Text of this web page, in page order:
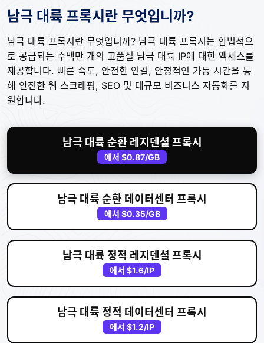
남극 대륙 프록시란 무엇입니까?
남극 대륙 프록시란 무엇입니까? 남극 대륙 프록시는 합법적으
로 공급되는 수백만 개의 고품질 남극 대륙 IP에 대한 액세스를
제공합니다. 빠른 속도, 안전한 연결, 안정적인 가동 시간을 통
해 안전한 웹 스크래핑, SEO 및 대규모 비즈니스 자동화를 지
원합니다.
남극 대륙 순환 레지덴셜 프록시
에서 $0.87/GB
남극 대륙 순환 데이터센터 프록시
에서 $0.35/GB
남극 대륙 정적 레지덴셜 프록시
에서 $1.6/IP
남극 대륙 정적 데이터센터 프록시
에서 $1.2/IP